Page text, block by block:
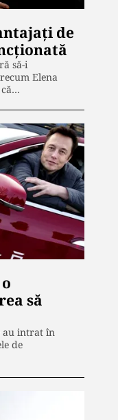
de
să-i
Elena
că…
să
au intrat în
de